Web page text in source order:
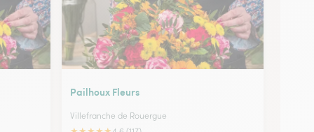
Pailhoux Fleurs
Villefranche de Rouergue